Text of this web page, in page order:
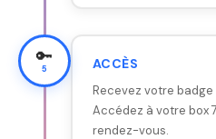
🔑
5 ACCÈS
Recevez votre
Accédez à votre box
rendez-vous.